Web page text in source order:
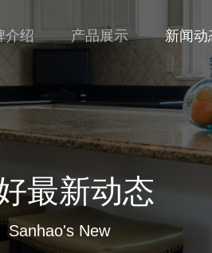
介绍 产品展示 新闻动
最新动态
Sanhao's New